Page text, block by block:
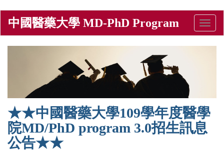
main
content
中國醫藥大學 MD-PhD Program
Toggle
★★中國醫藥大學109學年度醫學
院MD/PhD program 3.0招生訊息
公告★★